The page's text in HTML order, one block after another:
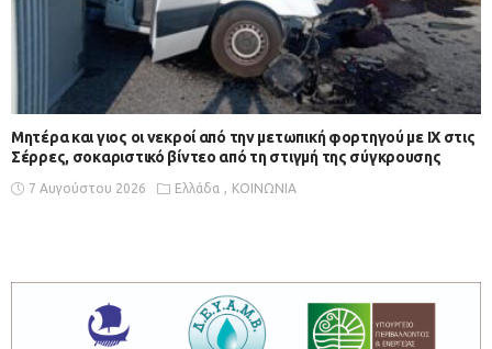
Μητέρα και γιος οι νεκροί από την μετωπική φορτηγού με ΙΧ στις
Σέρρες, σοκαριστικό βίντεο από τη στιγμή της σύγκρουσης
7 Αυγούστου 2026 Ελλάδα ΚΟΙΝΩΝΙΑ